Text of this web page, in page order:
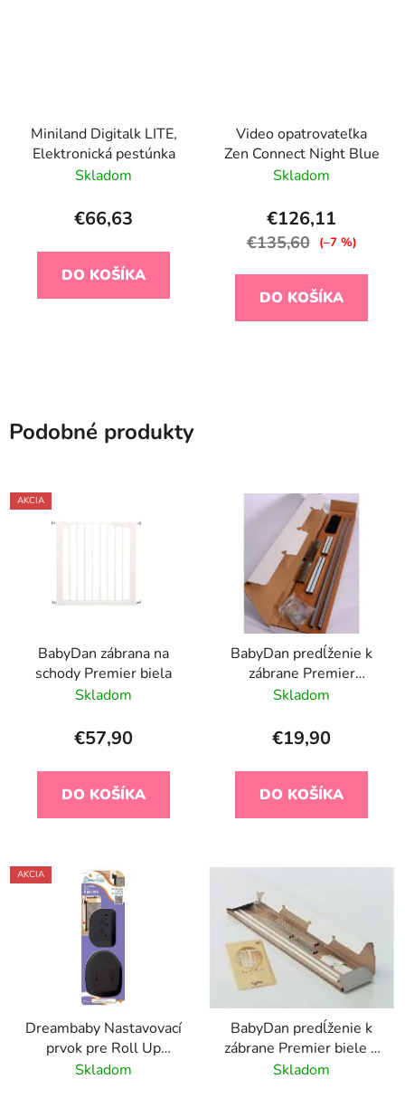
Miniland Digitalk LITE,
Elektronická pestúnka
Skladom
€66,63
DO KOŠÍKA
Video opatrovateľka
Zen Connect Night Blue
Skladom
€126,11
€135,60 (–7 %)
DO KOŠÍKA
Podobné produkty
AKCIA
BabyDan zábrana na
schody Premier biela
Skladom
€57,90
DO KOŠÍKA
BabyDan predĺženie k
zábrane Premier
strieborná 2 ks po 7cm
Skladom
€19,90
DO KOŠÍKA
AKCIA
Dreambaby Nastavovací
prvok pre Roll Up
zábrany, čierny
Skladom
BabyDan predĺženie k
zábrane Premier biele 2
ks po 7cm
Skladom